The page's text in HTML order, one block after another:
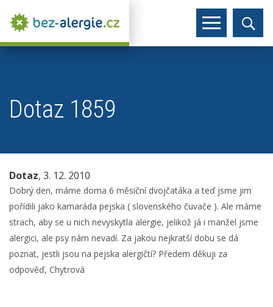
Dotaz 1859
Dotaz, 3. 12. 2010
Dobrý den, máme doma 6 měsiční dvojčatáka a teď jsme jim
pořídili jako kamaráda pejska ( slovenského čuvače ). Ale máme
strach, aby se u nich nevyskytla alergie, jelikož já i manžel jsme
alergici, ale psy nám nevadí. Za jakou nejkratší dobu se dá
poznat, jestli jsou na pejska alergičtí? Předem děkuji za
odpověď, Chytrová